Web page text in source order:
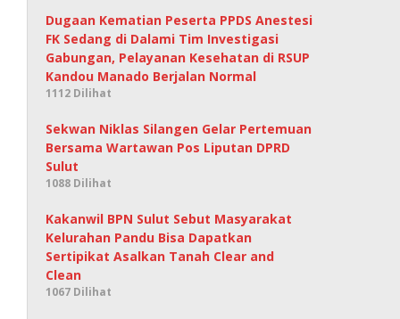
Dugaan Kematian Peserta PPDS Anestesi
FK Sedang di Dalami Tim Investigasi
Gabungan, Pelayanan Kesehatan di RSUP
Kandou Manado Berjalan Normal
1112 Dilihat
Sekwan Niklas Silangen Gelar Pertemuan
Bersama Wartawan Pos Liputan DPRD
Sulut
1088 Dilihat
Kakanwil BPN Sulut Sebut Masyarakat
Kelurahan Pandu Bisa Dapatkan
Sertipikat Asalkan Tanah Clear and
Clean
1067 Dilihat